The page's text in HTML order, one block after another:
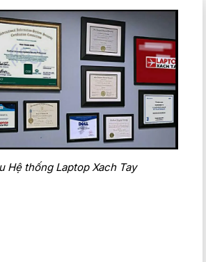
Hệ thống Laptop Xach Tay